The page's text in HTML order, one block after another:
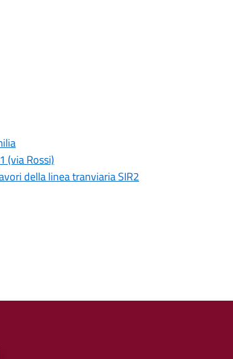
(via Rossi)
della linea tranviaria SIR2